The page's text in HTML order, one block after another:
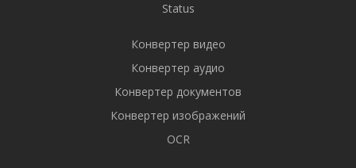
Status
Конвертер видео
Конвертер аудио
Конвертер документов
Конвертер изображений
OCR